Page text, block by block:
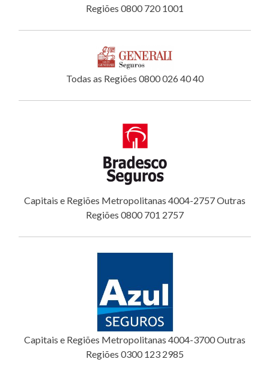
Regiões 0800 720 1001
Todas as Regiões 0800 026 40 40
Capitais e Regiões Metropolitanas 4004-2757 Outras
Regiões 0800 701 2757
Capitais e Regiões Metropolitanas 4004-3700 Outras
Regiões 0300 123 2985